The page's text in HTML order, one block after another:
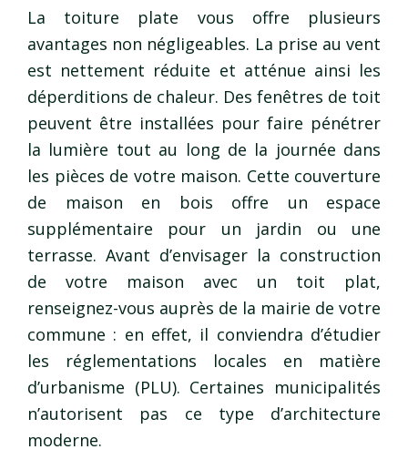
La toiture plate vous offre plusieurs
avantages non négligeables. La prise au vent
est nettement réduite et atténue ainsi les
déperditions de chaleur. Des fenêtres de toit
peuvent être installées pour faire pénétrer
la lumière tout au long de la journée dans
les pièces de votre maison. Cette couverture
de maison en bois offre un espace
supplémentaire pour un jardin ou une
terrasse. Avant d’envisager la construction
de votre maison avec un toit plat,
renseignez-vous auprès de la mairie de votre
commune : en effet, il conviendra d’étudier
les réglementations locales en matière
d’urbanisme (PLU). Certaines municipalités
n’autorisent pas ce type d’architecture
moderne.